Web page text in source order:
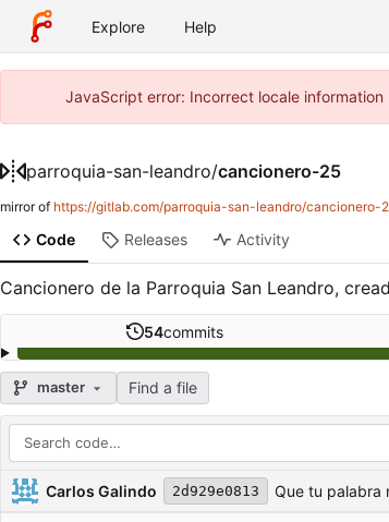
Explore Help
JavaScript error: Incorrect locale
parroquia-san-leandro/cancionero-25
mirror of https://gitlab.com/parroquia-san-leandro/cancionero-
Code Releases Activity
Cancionero de la Parroquia San Leandro,
54commits
master Find a file
Repository files (latest commit first)
Filename Latest commit message Latest commit
Carlos Galindo 2d929e0813 Que tu palabra